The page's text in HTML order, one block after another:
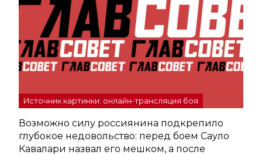
Источник картинки: онлайн-трансляция боя
Возможно силу россиянина подкрепило
глубокое недовольство: перед боем Сауло
Кавалари назвал его мешком, а после